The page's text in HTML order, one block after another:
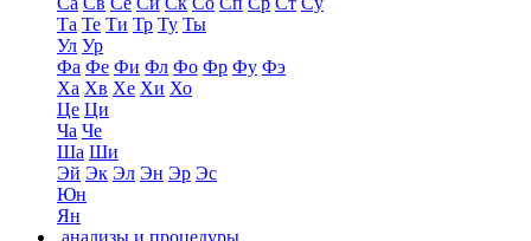
Та Те Ти Тр Ту Ты
Ул Ур
Фа Фе Фи Фл Фо Фр Фу Фэ
Ха Хв Хе Хи Хо
Це Ци
Ча Че
Ша Ши
Эй Эк Эл Эн Эр Эс
Юн
Ян
анализы и процедуры